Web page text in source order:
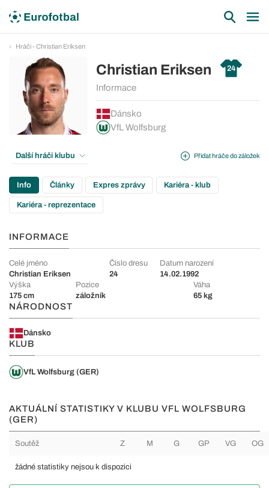
Hráči - Christian Eriksen
Christian Eriksen 24
Informace
Dánsko
VfL Wolfsburg
Přidat hráče do záložek
Další hráči klubu
Info Články Expres zprávy Kariéra - klub
Kariéra - reprezentace
INFORMACE
Celé jméno
Christian Eriksen
Číslo dresu
24
Datum narození
14.02.1992
Výška
175 cm
Pozice
záložník
Váha
65 kg
NÁRODNOST
Dánsko
KLUB
VfL Wolfsburg (GER)
AKTUÁLNÍ STATISTIKY V KLUBU VFL WOLFSBURG
(GER)
Soutěž Z M G GP VG OG
žádné statistiky nejsou k dispozici